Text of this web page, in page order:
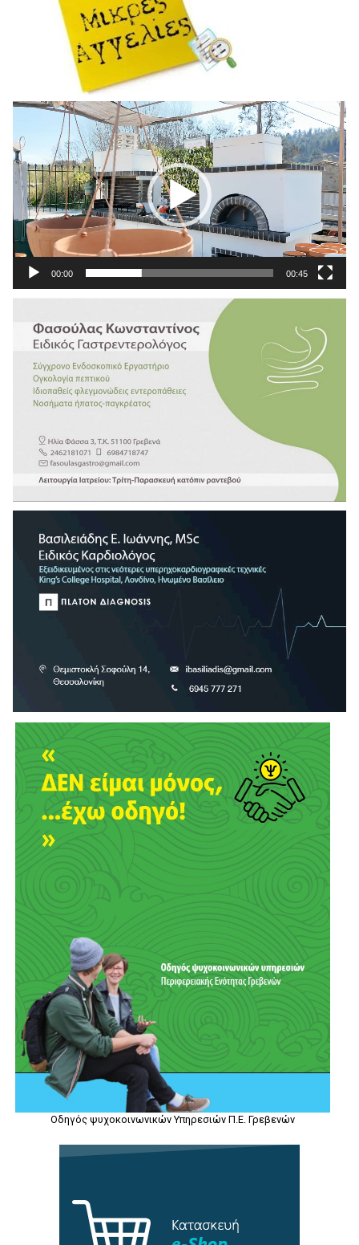
Πρόγραμμα
Αναπαραγωγής
Βίντεο
00:00 00:45
Οδηγός ψυχοκοινωνικών Υπηρεσιών Π.Ε. Γρεβενών